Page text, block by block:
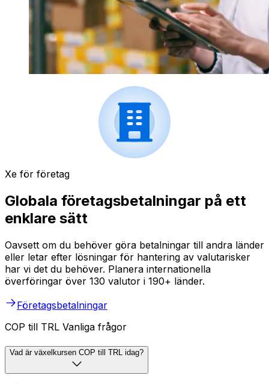
Xe för företag
Globala företagsbetalningar på ett
enklare sätt
Oavsett om du behöver göra betalningar till andra länder
eller letar efter lösningar för hantering av valutarisker
har vi det du behöver. Planera internationella
överföringar över 130 valutor i 190+ länder.
Företagsbetalningar
COP till TRL Vanliga frågor
Vad är växelkursen COP till TRL idag?